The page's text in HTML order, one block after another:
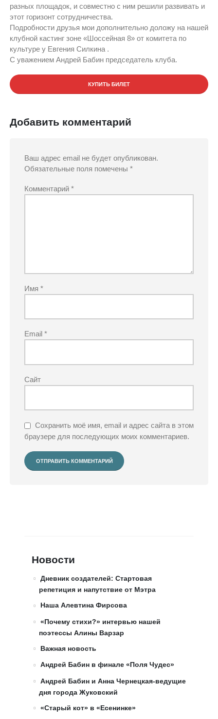
разных площадок, и совместно с ним решили развивать и
этот горизонт сотрудничества.
Подробности друзья мои дополнительно доложу на нашей
клубной кастинг зоне «Шоссейная 8» от комитета по
культуре у Евгения Силкина .
С уважением Андрей Бабин председатель клуба.
КУПИТЬ БИЛЕТ
Добавить комментарий
Ваш адрес email не будет опубликован.
Обязательные поля помечены *
Комментарий *
Имя *
Email *
Сайт
Сохранить моё имя, email и адрес сайта в этом
браузере для последующих моих комментариев.
Новости
Дневник создателей: Стартовая
репетиция и напутствие от Мэтра
Наша Алевтина Фирсова
«Почему стихи?» интервью нашей
поэтессы Алины Варзар
Важная новость
Андрей Бабин в финале «Поля Чудес»
Андрей Бабин и Анна Чернецкая-ведущие
дня города Жуковский
«Старый кот» в «Есенинке»